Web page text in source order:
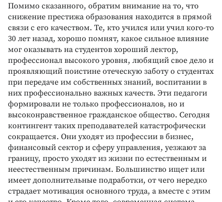
Помимо сказанного, обратим внимание на то, что
снижение престижа образования находится в прямой
связи с его качеством. Те, кто учился или учил кого-то
30 лет назад, хорошо помнят, какое сильное влияние
мог оказывать на студентов хороший лектор,
профессионал высокого уровня, любящий свое дело и
проявляющий поистине отеческую заботу о студентах
при передаче им собственных знаний, воспитании в
них профессионально важных качеств. Эти педагоги
формировали не только профессионалов, но и
высоконравственное гражданское общество. Сегодня
контингент таких преподавателей катастрофически
сокращается. Они уходят из профессии в бизнес,
финансовый сектор и сферу управления, уезжают за
границу, просто уходят из жизни по естественным и
неестественным причинам. Большинство ищет или
имеет дополнительные подработки, от чего нередко
страдает мотивация основного труда, а вместе с этим